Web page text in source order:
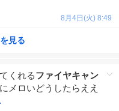
消
8月4日(火) 8:49
見る
くれるファイヤキャン
メロいどうしたらええ